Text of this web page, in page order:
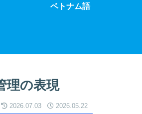
ベトナム語
理の表現
2026.07.03 2026.05.22